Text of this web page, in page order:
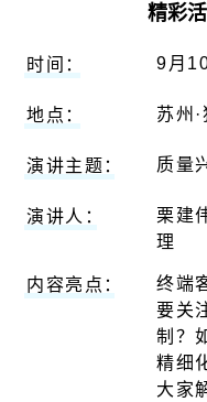
精彩
时间： 9月
地点： 苏州
演讲主题： 质量
演讲人：
栗建
理
内容亮点：
终端
要关
制？
精细
大家